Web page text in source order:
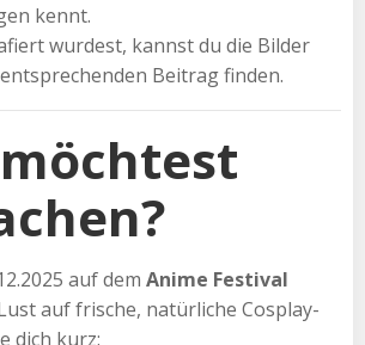
kennt.
wurdest, kannst du die Bilder
Beitrag finden.
auf dem Anime Festival
auf frische, natürliche Cosplay-
dich kurz: